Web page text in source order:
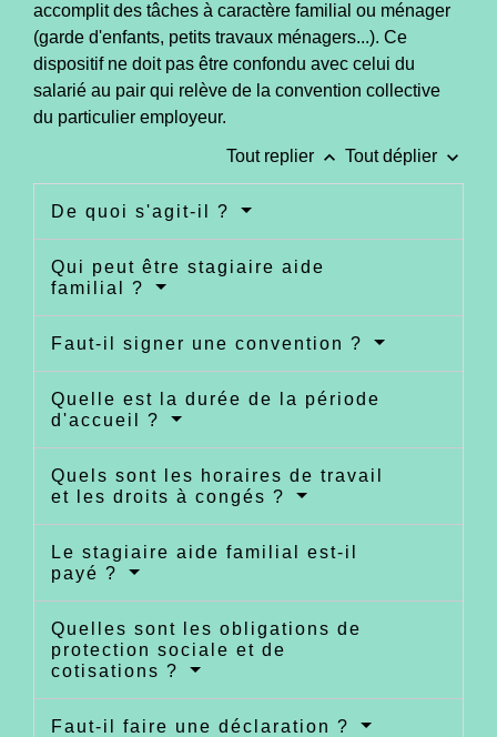
accomplit des tâches à caractère familial ou ménager
(garde d'enfants, petits travaux ménagers...). Ce
dispositif ne doit pas être confondu avec celui du
salarié au pair qui relève de la convention collective
du particulier employeur.
Tout replier keyboard_arrow_up Tout déplier keyboard_arrow_down
De quoi s'agit-il ?
Qui peut être stagiaire aide
familial ?
Faut-il signer une convention ?
Quelle est la durée de la période
d'accueil ?
Quels sont les horaires de travail
et les droits à congés ?
Le stagiaire aide familial est-il
payé ?
Quelles sont les obligations de
protection sociale et de
cotisations ?
Faut-il faire une déclaration ?